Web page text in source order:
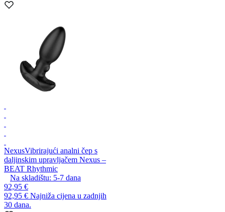
NexusVibrirajući analni čep s
daljinskim upravljačem Nexus –
BEAT Rhythmic
Na skladištu: 5-7 dana
92,95 €
92,95 € Najniža cijena u zadnjih
30 dana.